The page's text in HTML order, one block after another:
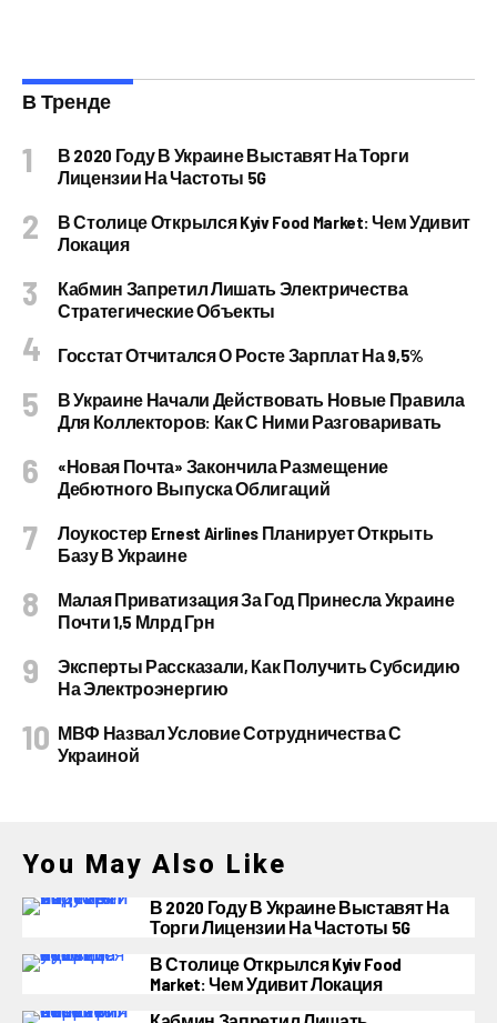
В Тренде
В 2020 Году В Украине Выставят На Торги
Лицензии На Частоты 5G
В Столице Открылся Kyiv Food Market: Чем Удивит
Локация
Кабмин Запретил Лишать Электричества
Стратегические Объекты
Госстат Отчитался О Росте Зарплат На 9,5%
В Украине Начали Действовать Новые Правила
Для Коллекторов: Как С Ними Разговаривать
«Новая Почта» Закончила Размещение
Дебютного Выпуска Облигаций
Лоукостер Ernest Airlines Планирует Открыть
Базу В Украине
Малая Приватизация За Год Принесла Украине
Почти 1,5 Млрд Грн
Эксперты Рассказали, Как Получить Субсидию
На Электроэнергию
МВФ Назвал Условие Сотрудничества С
Украиной
You May Also Like
В 2020 Году В Украине Выставят На
Торги Лицензии На Частоты 5G
В Столице Открылся Kyiv Food
Market: Чем Удивит Локация